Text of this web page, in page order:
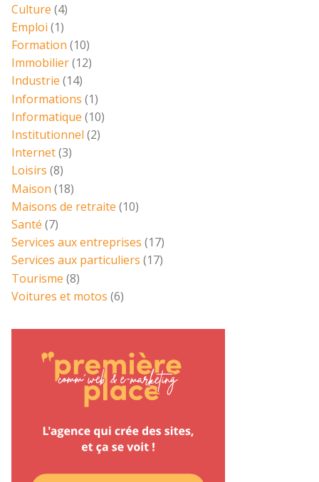
Culture (4)
Emploi (1)
Formation (10)
Immobilier(12)
Industrie (14)
Informations (1)
Informatique (10)
Institutionnel (2)
Internet(3)
Loisirs (8)
Maison (18)
Maisons de retraite (10)
Santé (7)
Services aux entreprises (17)
Services aux particuliers (17)
Tourisme (8)
Voitures et motos (6)